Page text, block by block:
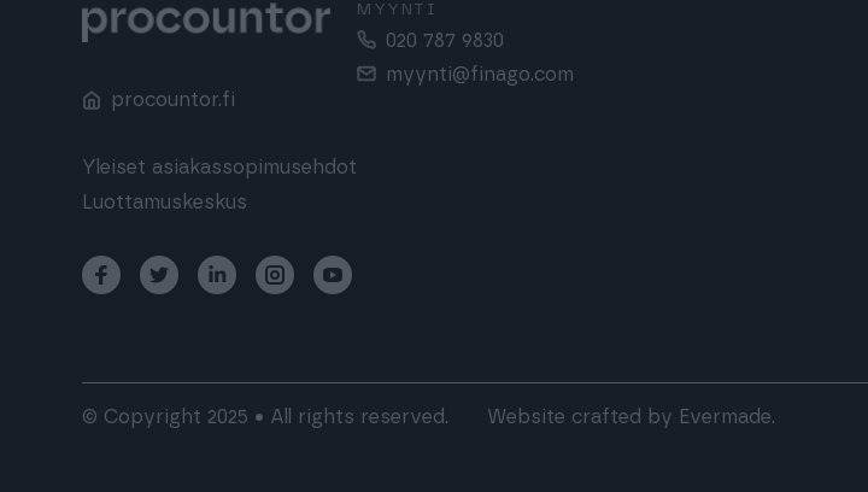
procountor.fi
Yleiset asiakassopimusehdot
Luottamuskeskus
MYYNTI
020 787 9830
myynti@finago.com
© Copyright 2025 • All rights reserved. Website crafted by Evermade.